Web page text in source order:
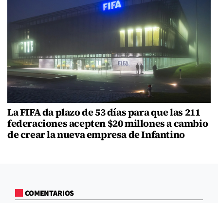
La FIFA da plazo de 53 días para que las 211
federaciones acepten $20 millones a cambio
de crear la nueva empresa de Infantino
COMENTARIOS